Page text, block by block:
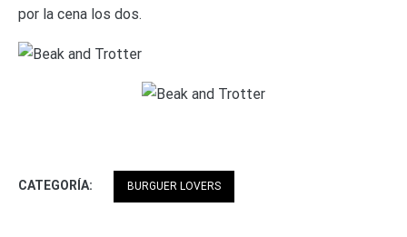
por la cena los dos.
CATEGORÍA: BURGUER LOVERS